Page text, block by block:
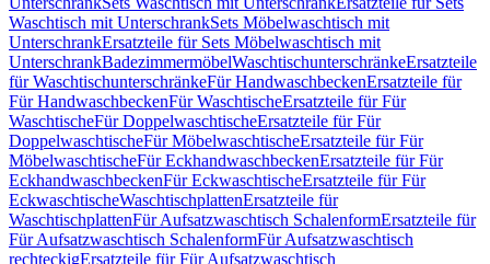
Waschtisch mit UnterschrankSets Möbelwaschtisch mit
UnterschrankErsatzteile für Sets Möbelwaschtisch mit
UnterschrankBadezimmermöbelWaschtischunterschränkeErsatzteile
für WaschtischunterschränkeFür HandwaschbeckenErsatzteile für
Für HandwaschbeckenFür WaschtischeErsatzteile für Für
WaschtischeFür DoppelwaschtischeErsatzteile für Für
DoppelwaschtischeFür MöbelwaschtischeErsatzteile für Für
MöbelwaschtischeFür EckhandwaschbeckenErsatzteile für Für
EckhandwaschbeckenFür EckwaschtischeErsatzteile für Für
EckwaschtischeWaschtischplattenErsatzteile für
WaschtischplattenFür Aufsatzwaschtisch SchalenformErsatzteile für
Für Aufsatzwaschtisch SchalenformFür Aufsatzwaschtisch
rechteckigErsatzteile für Für Aufsatzwaschtisch